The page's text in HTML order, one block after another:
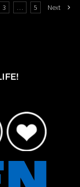
3 … 5 Next